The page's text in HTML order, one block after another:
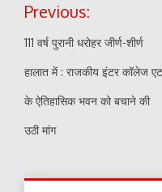
navigation
Previous:
111 वर्ष पुरानी धरोहर जीर्ण-शीर्ण
हालात में : राजकीय इंटर कॉलेज
के ऐतिहासिक भवन को बचाने की
उठी मांग